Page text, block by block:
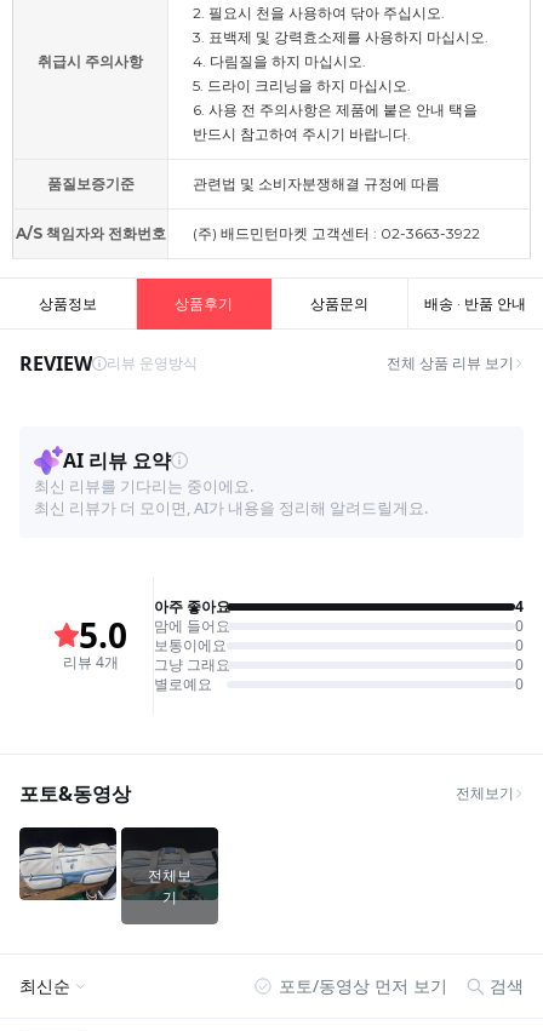
취급시 주의사항
2. 필요시 천을 사용하여 닦아 주십시오.
3. 표백제 및 강력효소제를 사용하지 마십시오.
4. 다림질을 하지 마십시오.
5. 드라이 크리닝을 하지 마십시오.
6. 사용 전 주의사항은 제품에 붙은 안내 택을
반드시 참고하여 주시기 바랍니다.
품질보증기준 관련법 및 소비자분쟁해결 규정에 따름
A/S 책임자와 전화번호 (주) 배드민턴마켓 고객센터 : 02-3663-3922
상품정보 상품후기 상품문의 배송 · 반품 안내